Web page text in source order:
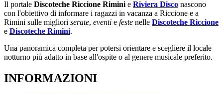
Il portale Discoteche Riccione Rimini e Riviera Disco nascono
con l'obiettivo di informare i ragazzi in vacanza a Riccione e a
Rimini sulle migliori serate, eventi e feste nelle Discoteche Riccione
e Discoteche Rimini.
Una panoramica completa per potersi orientare e scegliere il locale
notturno più adatto in base all'ospite o al genere musicale preferito.
INFORMAZIONI